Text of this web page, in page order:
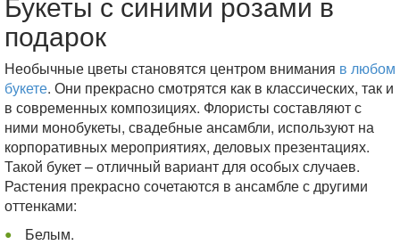
подарок
Необычные цветы становятся центром внимания в любом
букете. Они прекрасно смотрятся как в классических, так и
в современных композициях. Флористы составляют с
ними монобукеты, свадебные ансамбли, используют на
корпоративных мероприятиях, деловых презентациях.
Такой букет – отличный вариант для особых случаев.
Растения прекрасно сочетаются в ансамбле с другими
оттенками:
Белым.